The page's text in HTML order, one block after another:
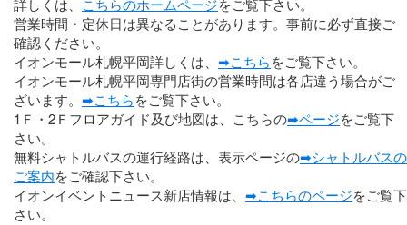
詳しくは、 こちらのホームページをご覧下さい。
営業時間・定休日は異なることがあります。事前に必ず直接ご
確認ください。
イオンモール札幌平岡詳しくは、 ➡こちらをご覧下さい。
イオンモール札幌平岡専門店街の営業時間は各店違う場合がご
ざいます。 ➡こちらをご覧下さい。
1Ｆ・2Ｆフロアガイド及び地図は、こちらの➡ページをご覧下
さい。
無料シャトルバスの運行経路は、表示ページの➡シャトルバスの
ご案内をご確認下さい。
イオンイベントニュース新店情報は、 ➡こちらのページをご覧下
さい。